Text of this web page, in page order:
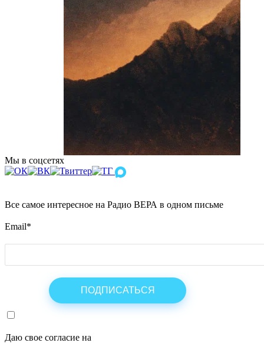
Мы в соцсетях
Все самое интересное на Радио ВЕРА в одном письме
Email*
Даю свое согласие на